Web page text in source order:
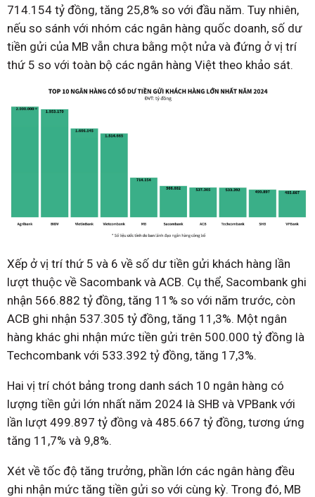
714.154 tỷ đồng, tăng 25,8% so với đầu năm. Tuy nhiên,
nếu so sánh với nhóm các ngân hàng quốc doanh, số dư
tiền gửi của MB vẫn chưa bằng một nửa và đứng ở vị trí
thứ 5 so với toàn bộ các ngân hàng Việt theo khảo sát.
Xếp ở vị trí thứ 5 và 6 về số dư tiền gửi khách hàng lần
lượt thuộc về Sacombank và ACB. Cụ thể, Sacombank ghi
nhận 566.882 tỷ đồng, tăng 11% so với năm trước, còn
ACB ghi nhận 537.305 tỷ đồng, tăng 11,3%. Một ngân
hàng khác ghi nhận mức tiền gửi trên 500.000 tỷ đồng là
Techcombank với 533.392 tỷ đồng, tăng 17,3%.
Hai vị trí chót bảng trong danh sách 10 ngân hàng có
lượng tiền gửi lớn nhất năm 2024 là SHB và VPBank với
lần lượt 499.897 tỷ đồng và 485.667 tỷ đồng, tương ứng
tăng 11,7% và 9,8%.
Xét về tốc độ tăng trưởng, phần lớn các ngân hàng đều
ghi nhận mức tăng tiền gửi so với cùng kỳ. Trong đó, MB